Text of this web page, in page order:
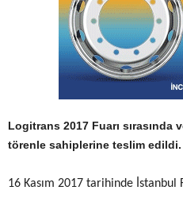
Logitrans 2017 Fuarı sırasında
törenle sahiplerine teslim edildi.
16 Kasım 2017 tarihinde İstanbul